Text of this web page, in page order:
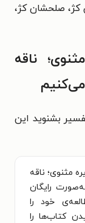
صلحشان کژ،
ناقه
بشنوید این
مثنوی؛ ناقه
رایگان
خود را
کتاب‌ها را